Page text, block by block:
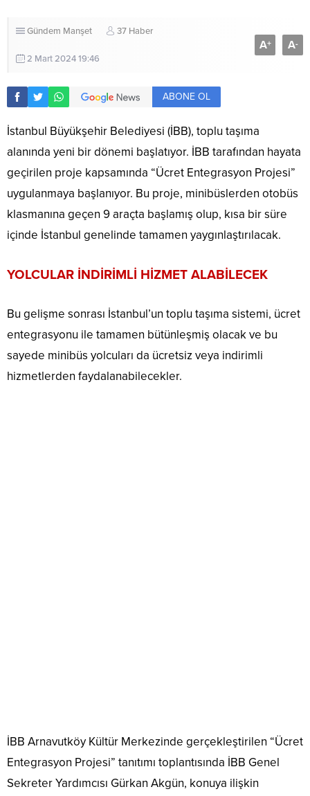
Gündem Manşet 37 Haber
2 Mart 2024 19:46
A+ A-
ABONE OL
İstanbul Büyükşehir Belediyesi (İBB), toplu taşıma
alanında yeni bir dönemi başlatıyor. İBB tarafından hayata
geçirilen proje kapsamında “Ücret Entegrasyon Projesi”
uygulanmaya başlanıyor. Bu proje, minibüslerden otobüs
klasmanına geçen 9 araçta başlamış olup, kısa bir süre
içinde İstanbul genelinde tamamen yaygınlaştırılacak.
YOLCULAR İNDİRİMLİ HİZMET ALABİLECEK
Bu gelişme sonrası İstanbul’un toplu taşıma sistemi, ücret
entegrasyonu ile tamamen bütünleşmiş olacak ve bu
sayede minibüs yolcuları da ücretsiz veya indirimli
hizmetlerden faydalanabilecekler.
İBB Arnavutköy Kültür Merkezinde gerçekleştirilen “Ücret
Entegrasyon Projesi” tanıtımı toplantısında İBB Genel
Sekreter Yardımcısı Gürkan Akgün, konuya ilişkin